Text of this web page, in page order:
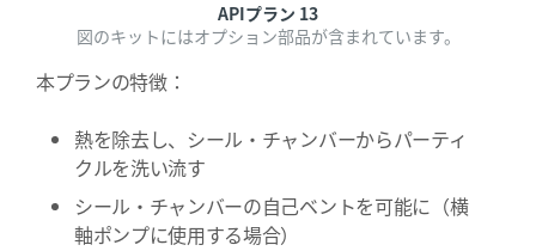
APIプラン 13
図のキットにはオプション部品が含まれています。
本プランの特徴：
熱を除去し、シール・チャンバーからパーティ
クルを洗い流す
シール・チャンバーの自己ベントを可能に（横
軸ポンプに使用する場合）